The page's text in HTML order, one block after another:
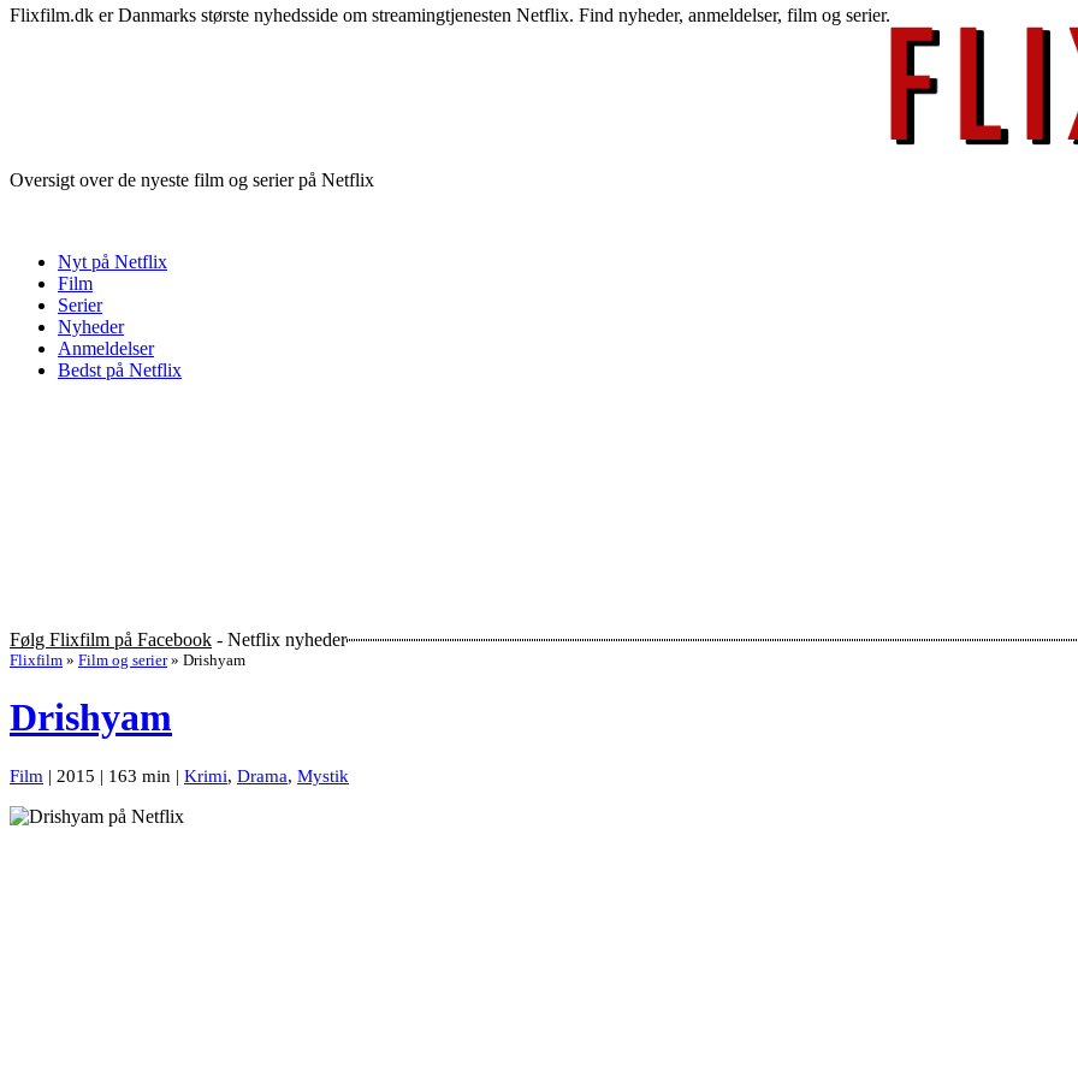
Flixfilm.dk er Danmarks største nyhedsside om streamingtjenesten Netflix. Find nyheder, anmeldelser, film og serier.
Oversigt over de nyeste film og serier på Netflix
Nyt på Netflix
Film
Serier
Nyheder
Anmeldelser
Bedst på Netflix
Følg Flixfilm på Facebook - Netflix nyheder
Flixfilm » Film og serier » Drishyam
Drishyam
Film | 2015 | 163 min | Krimi, Drama, Mystik